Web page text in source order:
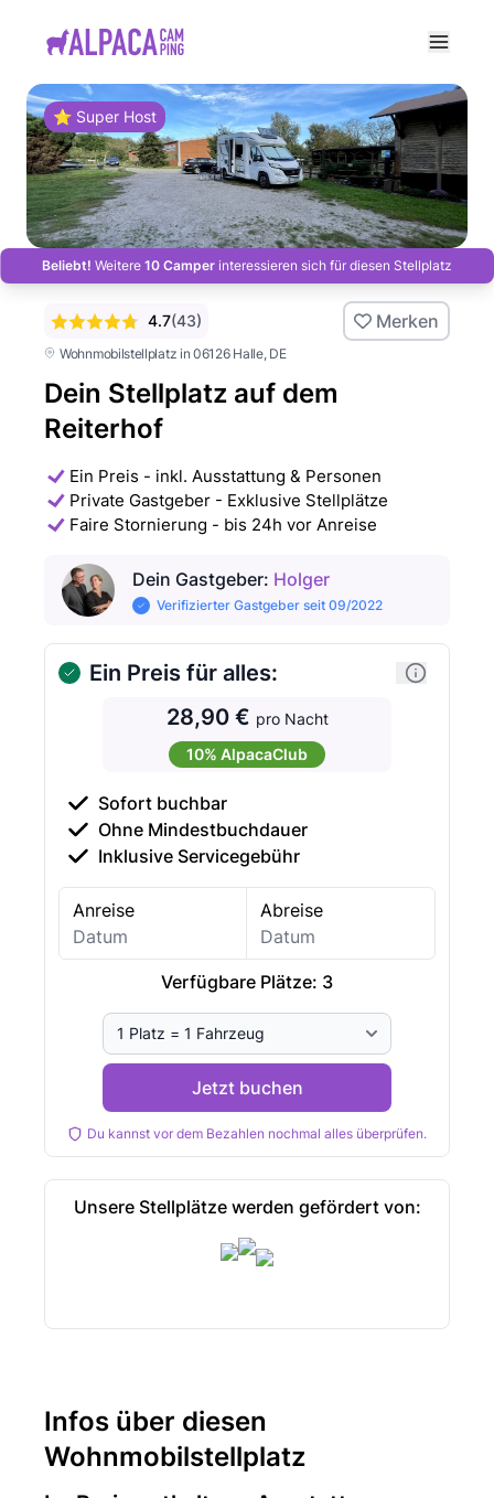
⭐ Super Host
Beliebt! Weitere 10 Camper interessieren sich für diesen Stellplatz
Wohnmobilstellplatz in 06126 Halle, DE
Dein Stellplatz auf dem
Reiterhof
4.7(43) Merken
Ein Preis - inkl. Ausstattung & Personen
Private Gastgeber - Exklusive Stellplätze
Faire Stornierung - bis 24h vor Anreise
Dein Gastgeber: Holger
Verifizierter Gastgeber seit 09/2022
Ein Preis für alles:
28,90 € pro Nacht
10% AlpacaClub
Sofort buchbar
Ohne Mindestbuchdauer
Inklusive Servicegebühr
Anreise Abreise
Verfügbare Plätze: 3
Jetzt buchen
Du kannst vor dem Bezahlen nochmal alles überprüfen.
Unsere Stellplätze werden gefördert von:
Infos über diesen
Wohnmobilstellplatz